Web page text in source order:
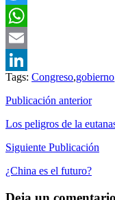
Twitter
WhatsApp
Email
LinkedIn
Tags: Congreso,gobierno
Publicación anterior
Los peligros de la
Siguiente Publicación
¿China es el futuro?